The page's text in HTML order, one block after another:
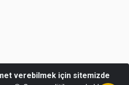
verebilmek için sitemizde